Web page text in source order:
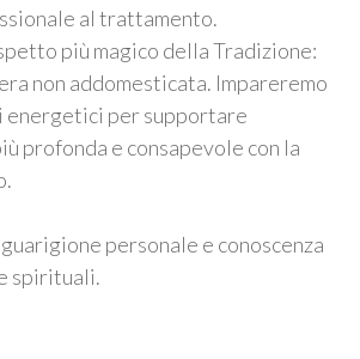
al trattamento.
più magico della Tradizione:
non addomesticata. Impareremo
energetici per supportare
profonda e consapevole con la
personale e conoscenza
spirituali.